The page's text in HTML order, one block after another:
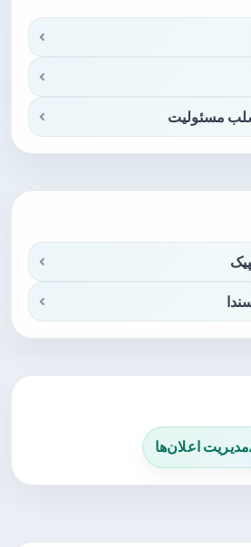
مسئولیت
مدیریت اعلان‌ها